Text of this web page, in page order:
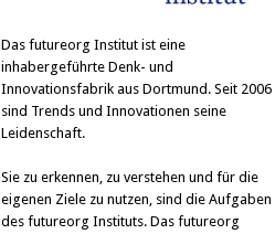
Das futureorg Institut ist eine
inhabergeführte Denk- und
Innovationsfabrik aus Dortmund. Seit 2006
sind Trends und Innovationen seine
Leidenschaft.
Sie zu erkennen, zu verstehen und für die
eigenen Ziele zu nutzen, sind die Aufgaben
des futureorg Instituts. Das futureorg